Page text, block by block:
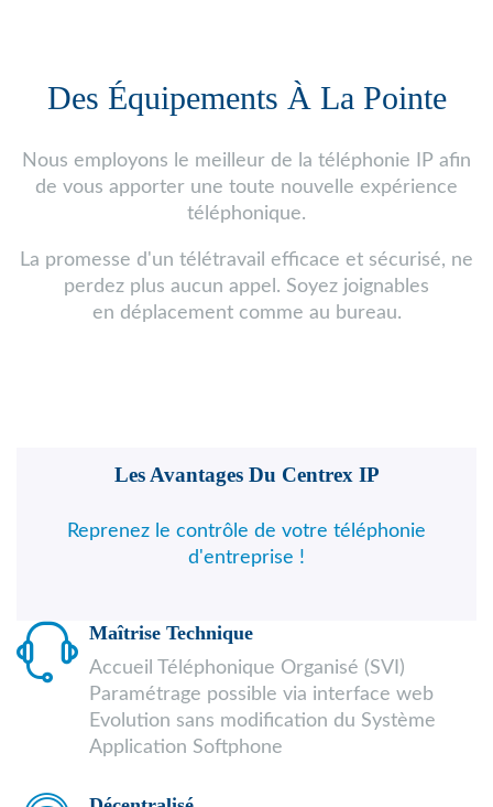
Des Équipements À La Pointe
Nous employons le meilleur de la téléphonie IP afin
de vous apporter une toute nouvelle expérience
téléphonique.
La promesse d'un télétravail efficace et sécurisé, ne
perdez plus aucun appel. Soyez joignables
en déplacement comme au bureau.
Les Avantages Du Centrex IP
Reprenez le contrôle de votre téléphonie
d'entreprise !
Maîtrise Technique
Accueil Téléphonique Organisé (SVI)
Paramétrage possible via interface web
Evolution sans modification du Système
Application Softphone